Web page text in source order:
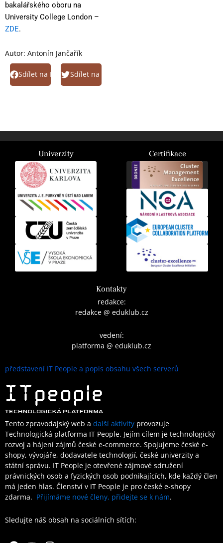
bakalářského oboru na
University College London –
ZDE.
Autor: Antonín Jančařík
Sdílet na FacebookSdílet na Twitter
Univerzity Certifikace
Kontakty
redakce:
redakce @ eduklub.cz
vedení:
platforma @ eduklub.cz
představení IT People a popis obsahu všech serverů
Tento zpravodajský web a další aktivity provozuje
Technologická platforma IT People. Jejím cílem je technologický
rozvoj a hájení zájmů české e-commerce. Spojujeme české e-
shopy, vývojáře, dodavatele technologií, české univerzity a
státní správu. IT People je otevřené zájmové sdružení
právnických osob a fyzických osob podnikajících, kde každý člen
má jeden hlas. Členství v IT People je pro české e-shopy
zdarma. Přijímáme nové členy, přidejte se k nám.
Sledujte náš obsah na sociálních sítích: